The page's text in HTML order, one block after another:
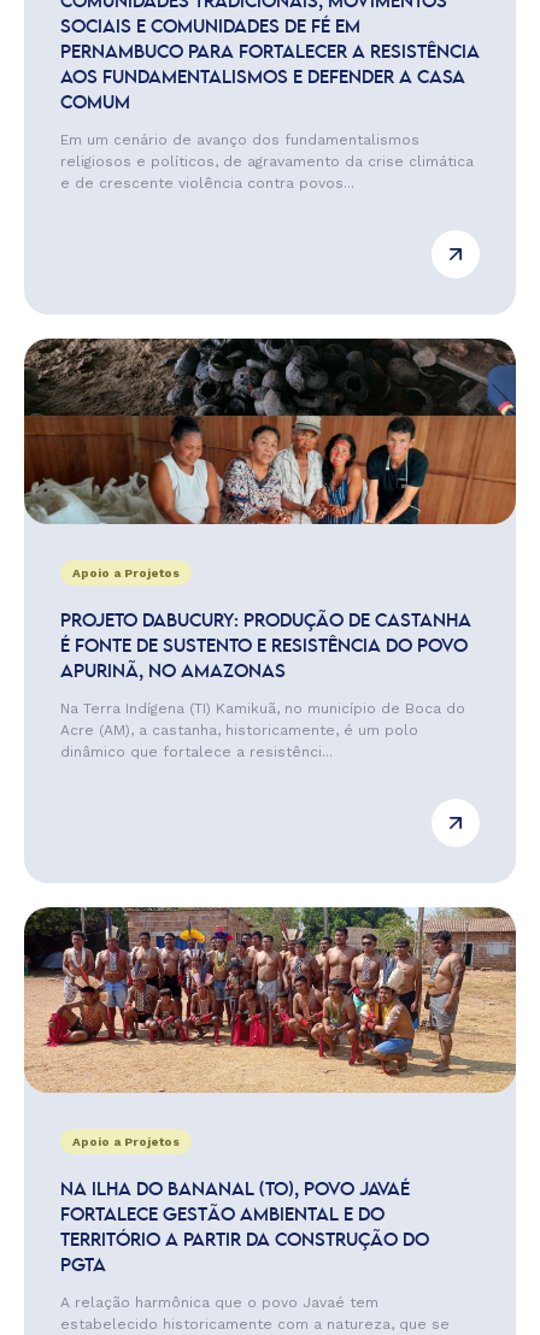
SOCIAIS E COMUNIDADES DE FÉ EM
PERNAMBUCO PARA FORTALECER A RESISTÊNCIA
AOS FUNDAMENTALISMOS E DEFENDER A CASA
COMUM
Em um cenário de avanço dos fundamentalismos
religiosos e políticos, de agravamento da crise climática
e de crescente violência contra povos...
Apoio a Projetos
PROJETO DABUCURY: PRODUÇÃO DE CASTANHA
É FONTE DE SUSTENTO E RESISTÊNCIA DO POVO
APURINÃ, NO AMAZONAS
Na Terra Indígena (TI) Kamikuã, no município de Boca do
Acre (AM), a castanha, historicamente, é um polo
dinâmico que fortalece a resistênci...
Apoio a Projetos
NA ILHA DO BANANAL (TO), POVO JAVAÉ
FORTALECE GESTÃO AMBIENTAL E DO
TERRITÓRIO A PARTIR DA CONSTRUÇÃO DO
PGTA
A relação harmônica que o povo Javaé tem
estabelecido historicamente com a natureza, que se